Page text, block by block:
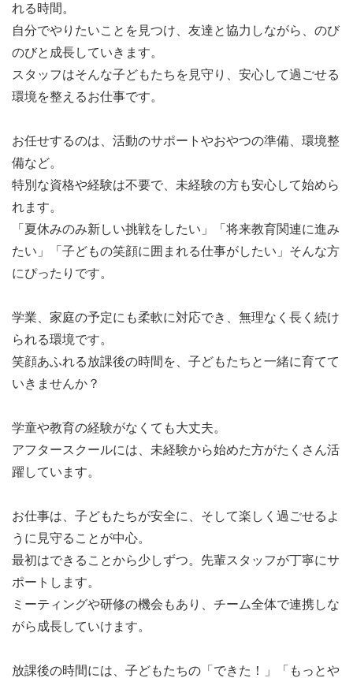
＜福利厚生・待遇＞
・加入保険は労働条件による
・職場内完全禁煙
・服装自由 ※うごきやすい服装
＜選考の流れ＞
面接（履歴書持参）⇒合否決定
※面接時にご持参いただいた履歴書は、返却いたしかねま
すのであらかじめご了承ください。
※見学を兼ねて、職場体験していただくことがあります。
※応募多数の場合は、事前に書類選考させていただくこと
があります。
れる時間。
自分でやりたいことを見つけ、友達と協力しながら、のび
のびと成長していきます。
スタッフはそんな子どもたちを見守り、安心して過ごせる
環境を整えるお仕事です。
お任せするのは、活動のサポートやおやつの準備、環境整
備など。
特別な資格や経験は不要で、未経験の方も安心して始めら
れます。
「夏休みのみ新しい挑戦をしたい」「将来教育関連に進み
たい」「子どもの笑顔に囲まれる仕事がしたい」そんな方
にぴったりです。
学業、家庭の予定にも柔軟に対応でき、無理なく長く続け
られる環境です。
笑顔あふれる放課後の時間を、子どもたちと一緒に育てて
いきませんか？
学童や教育の経験がなくても大丈夫。
アフタースクールには、未経験から始めた方がたくさん活
躍しています。
お仕事は、子どもたちが安全に、そして楽しく過ごせるよ
うに見守ることが中心。
最初はできることから少しずつ。先輩スタッフが丁寧にサ
ポートします。
ミーティングや研修の機会もあり、チーム全体で連携しな
がら成長していけます。
放課後の時間には、子どもたちの「できた！」「もっとや